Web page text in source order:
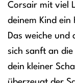
Corsair mit viel
deinem Kind ein
Das weiche
sich sanft an
dein kleiner